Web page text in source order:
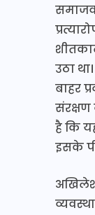
उठा
बाहर
संरक्षण
है कि
इसके